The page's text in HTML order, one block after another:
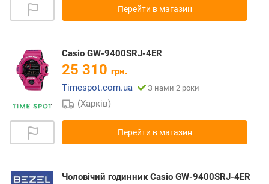
Перейти в магазин
Casio GW-9400SRJ-4ER
25 310 грн.
Timespot.com.ua
З нами 2 роки
(Харків)
Перейти в магазин
Чоловічий годинник Casio GW-9400SRJ-4ER